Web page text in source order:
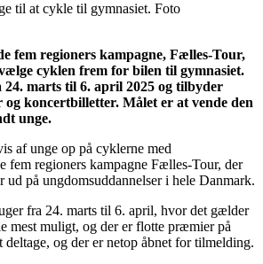
til at cykle til gymnasiet. Foto
fem regioners kampagne, Fælles-Tour,
cyklen frem for bilen til gymnasiet.
marts til 6. april 2025 og tilbyder
koncertbilletter. Målet er at vende den
unge.
af unge op på cyklerne med
fem regioners kampagne Fælles-Tour, der
på ungdomsuddannelser i hele Danmark.
fra 24. marts til 6. april, hvor det gælder
mest muligt, og der er flotte præmier på
deltage, og der er netop åbnet for tilmelding.